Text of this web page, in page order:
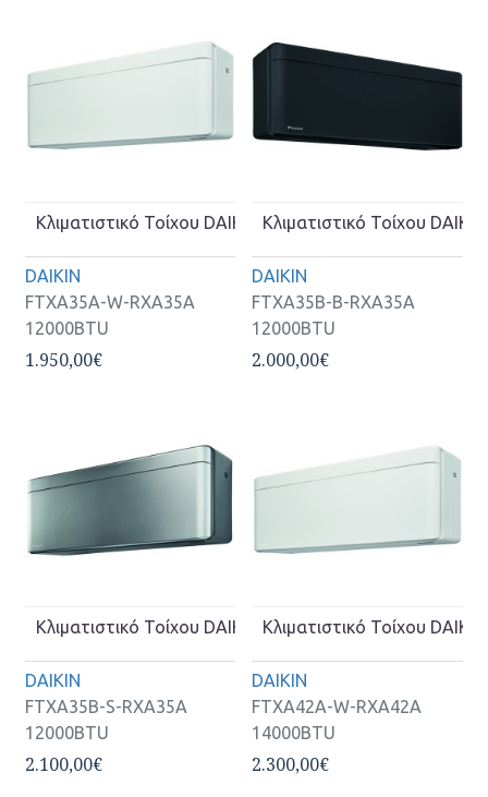
DAIKIN
FTXA35A-W-RXA35A
12000BTU
Κλιματιστικό Τοίχου DAIKIN Inverter FTXA35A-W-
1.950,00€
DAIKIN
FTXA35B-B-RXA35A
12000BTU
Κλιματιστικό Τοίχου
2.000,00€
DAIKIN
FTXA35B-S-RXA35A
12000BTU
Κλιματιστικό Τοίχου DAIKIN Inverter FTXA35B-S-
2.100,00€
DAIKIN
FTXA42A-W-RXA42A
14000BTU
Κλιματιστικό Τοίχου
2.300,00€